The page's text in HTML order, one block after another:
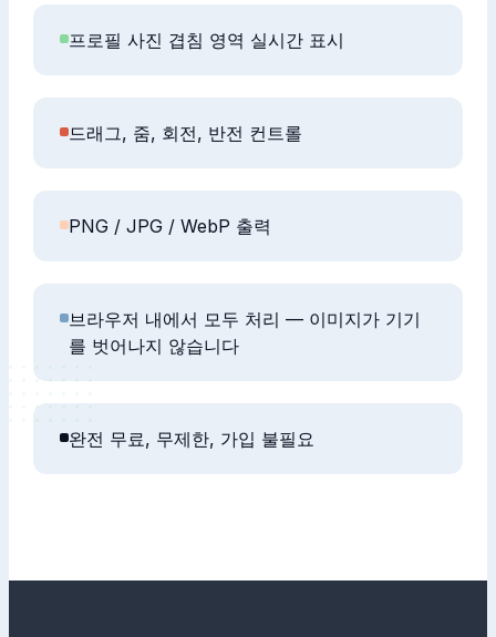
프로필 사진 겹침 영역 실시간 표시
드래그, 줌, 회전, 반전 컨트롤
PNG / JPG / WebP 출력
브라우저 내에서 모두 처리 — 이미지가 기기
를 벗어나지 않습니다
완전 무료, 무제한, 가입 불필요